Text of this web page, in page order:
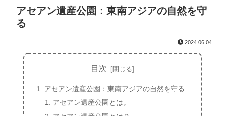
アセアン遺産公園：東南アジアの自然を守
る
2024.06.04
目次
アセアン遺産公園：東南アジアの自然を守る
アセアン遺産公園とは。